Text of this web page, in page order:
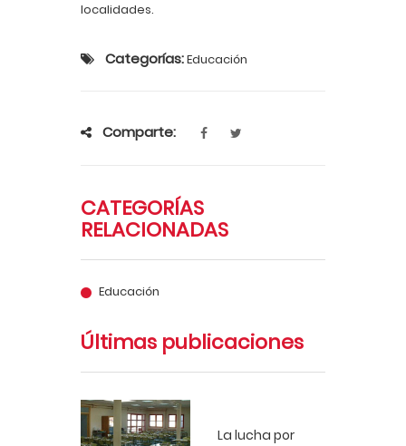
localidades.
Categorías:Educación
Comparte:
CATEGORÍAS
RELACIONADAS
Educación
Últimas publicaciones
La lucha por